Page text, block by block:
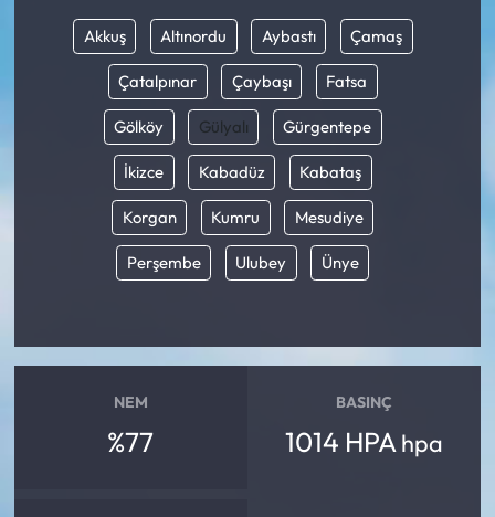
Akkuş Altınordu Aybastı Çamaş
Çatalpınar Çaybaşı Fatsa
Gölköy Gülyalı Gürgentepe
İkizce Kabadüz Kabataş
Korgan Kumru Mesudiye
Perşembe Ulubey Ünye
NEM
%77
BASINÇ
1014 HPA hpa
Kültür Sanat
Laçin Haberleri
Magazin
Mecitözü Haberleri
Oğuzlar Haberleri
Osmancık Haberleri